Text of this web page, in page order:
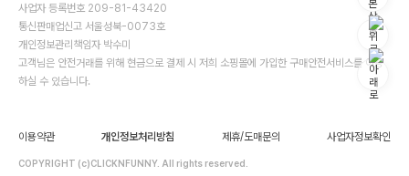
사업자 등록번호 209-81-43420
통신판매업신고 서울성북-0073호
개인정보관리책임자 박수미
고객님은 안전거래를 위해 현금으로 결제 시 저희 소핑몰에 가입한 구매안전서비스를 이용
하실 수 있습니다.
이용약관 개인정보처리방침 제휴/도매문의 사업자정보확인
COPYRIGHT (c)CLICKNFUNNY. All rights reserved.